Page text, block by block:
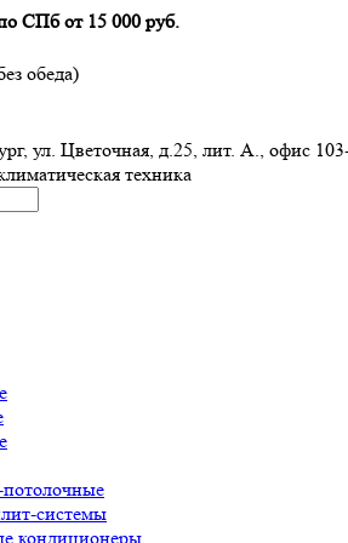
СПб от 15 000 руб.
обеда)
ул. Цветочная, д.25, лит. А., офис
техника
системы
кондиционеры